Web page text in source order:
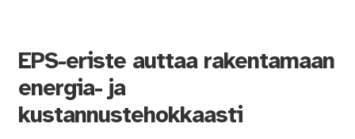
EPS-eriste auttaa rakentamaan
energia- ja
kustannustehokkaasti